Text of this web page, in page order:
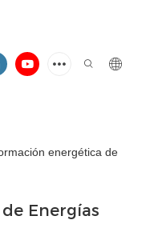
energética de
Energías